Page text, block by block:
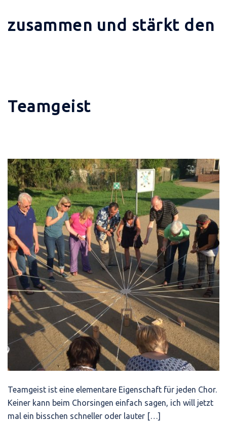
zusammen und stärkt den
Teamgeist
Teamgeist ist eine elementare Eigenschaft für jeden Chor.
Keiner kann beim Chorsingen einfach sagen, ich will jetzt
mal ein bisschen schneller oder lauter […]